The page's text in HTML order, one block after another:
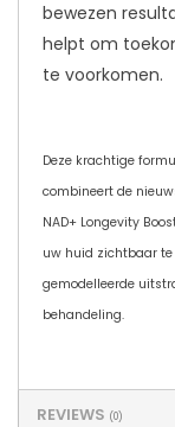
bewezen
helpt om
te voorkomen.
Deze krachtige
combineert de
NAD+ Longevity
uw huid zichtbaar
gemodelleerde
behandeling.
REVIEWS (0)